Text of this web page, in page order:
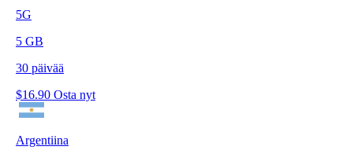
5G
5 GB
30 päivää
$16.90 Osta nyt
Argentiina